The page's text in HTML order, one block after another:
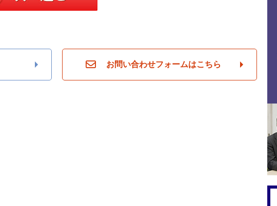
お問い合わせフォームはこちら